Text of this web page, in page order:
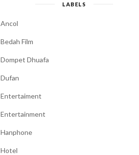
LABELS
Ancol
Bedah Film
Dompet Dhuafa
Dufan
Entertaiment
Entertainment
Hanphone
Hotel